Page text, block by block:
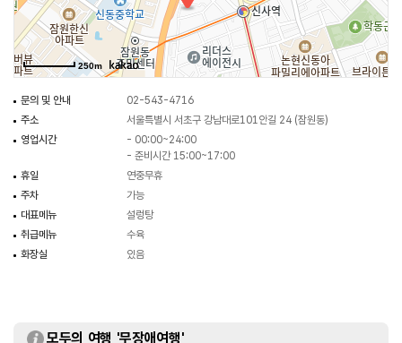
250m
문의 및 안내
02-543-4716
주소
서울특별시 서초구 강남대로101안길 24 (잠원동)
영업시간
- 00:00~24:00
- 준비시간 15:00~17:00
휴일
연중무휴
주차
가능
대표메뉴
설렁탕
취급메뉴
수육
화장실
있음
모두의 여행 '무장애여행'